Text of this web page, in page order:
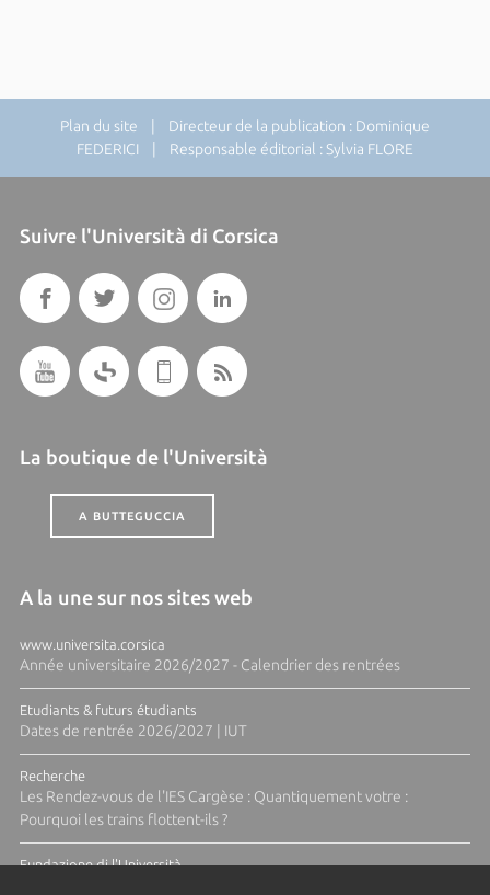
Plan du site | Directeur de la publication : Dominique
FEDERICI | Responsable éditorial : Sylvia FLORE
Suivre l'Università di Corsica
La boutique de l'Università
A BUTTEGUCCIA
A la une sur nos sites web
www.universita.corsica
Année universitaire 2026/2027 - Calendrier des rentrées
Etudiants & futurs étudiants
Dates de rentrée 2026/2027 | IUT
Recherche
Les Rendez-vous de l'IES Cargèse : Quantiquement votre :
Pourquoi les trains flottent-ils ?
Fundazione di l'Università